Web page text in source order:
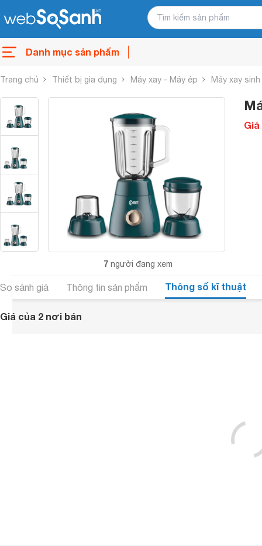
Danh mục sản phẩm
Trang chủ Thiết bị gia dụng Máy xay - Máy ép Máy xay
7 người đang xem
So sánh giá Thông tin sản phẩm Thông số kĩ thuật
Giá của 2 nơi bán